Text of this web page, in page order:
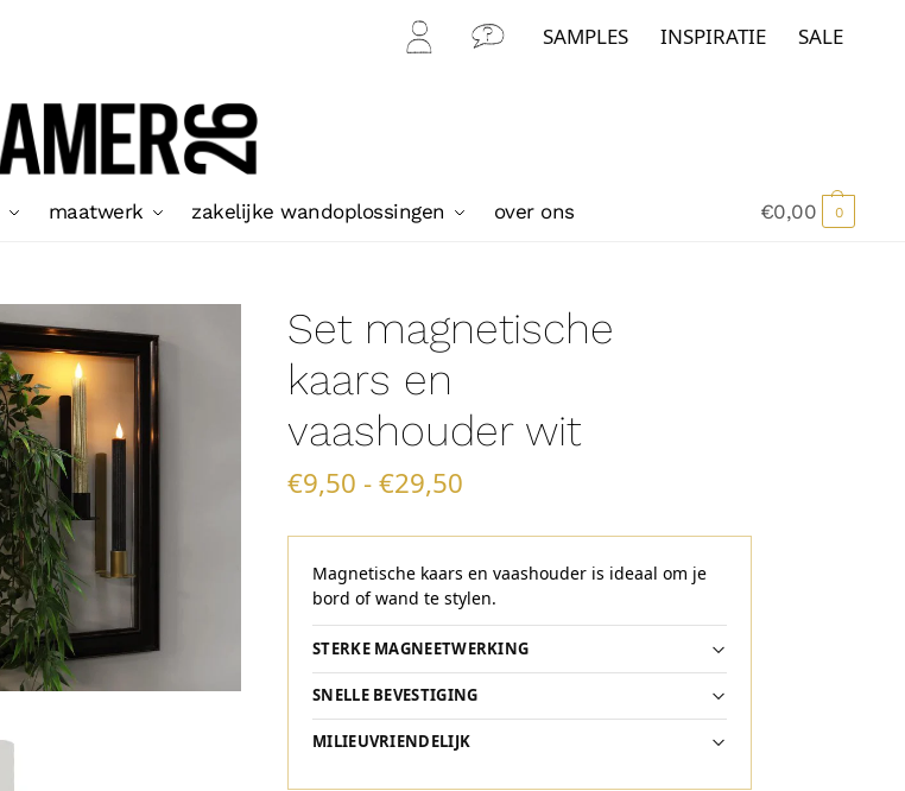
Mijn
Con
SAMPLES INSPIRATIE SALE
maatwerk zakelijke wandoplossingen over ons €0,00 0
Set magnetische
kaars en
vaashouder wit
€9,50 -€29,50
Magnetische kaars en vaashouder is ideaal om je
bord of wand te stylen.
STERKE MAGNEETWERKING
SNELLE BEVESTIGING
MILIEUVRIENDELIJK